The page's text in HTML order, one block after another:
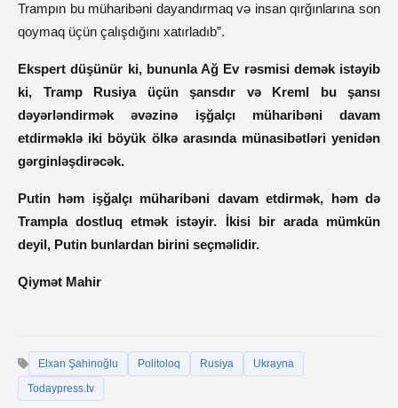
Trampın bu müharibəni dayandırmaq və insan qırğınlarına son
qoymaq üçün çalışdığını xatırladıb”.
Ekspert düşünür ki, bununla Ağ Ev rəsmisi demək istəyib
ki, Tramp Rusiya üçün şansdır və Kreml bu şansı
dəyərləndirmək əvəzinə işğalçı müharibəni davam
etdirməklə iki böyük ölkə arasında münasibətləri yenidən
gərginləşdirəcək.
Putin həm işğalçı müharibəni davam etdirmək, həm də
Trampla dostluq etmək istəyir. İkisi bir arada mümkün
deyil, Putin bunlardan birini seçməlidir.
Qiymət Mahir
Elxan Şahinoğlu Politoloq Rusiya
Ukrayna
Todaypress.tv